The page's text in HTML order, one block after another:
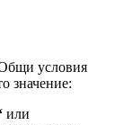
условия
значение:
или